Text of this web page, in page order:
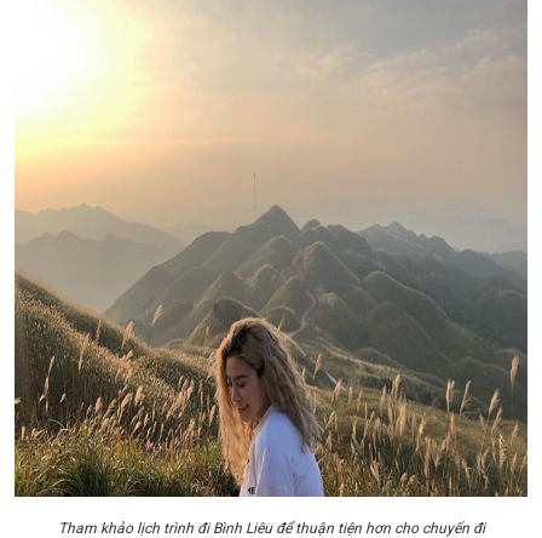
Tham khảo lịch trình đi Bình Liêu để thuận tiện hơn cho chuyến đi